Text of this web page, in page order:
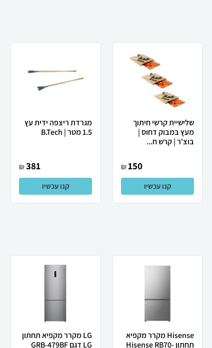
שלישיית קרשי חיתוך
מעץ במבוק דחוס |
בוצ'ר | קרש ח...
150
₪
קנו עכשיו
מגרדת ריצפה ידית עץ
1.5 מטר | B.Tech
381
₪
קנו עכשיו
Hisense מקרר ‏מקפיא
תחתון Hisense RB70-
LG מקרר מקפיא תחתון
LG דגם GRB-479BF